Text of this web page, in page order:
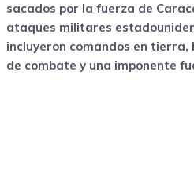
sacados por la fuerza de
ataques militares
incluyeron comandos en tierra,
de combate y una imponente